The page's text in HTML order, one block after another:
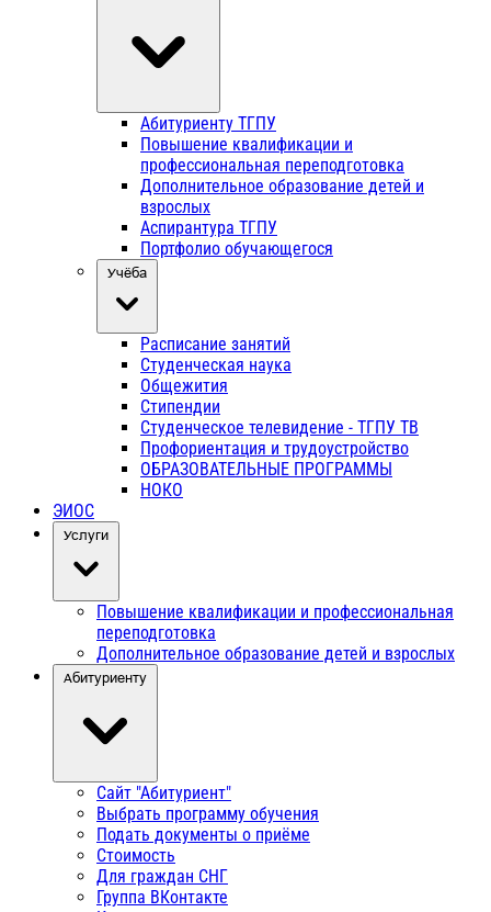
Абитуриенту ТГПУ
Повышение квалификации и
профессиональная переподготовка
Дополнительное образование детей и
взрослых
Аспирантура ТГПУ
Портфолио обучающегося
Учёба
Расписание занятий
Студенческая наука
Общежития
Стипендии
Студенческое телевидение - ТГПУ ТВ
Профориентация и трудоустройство
ОБРАЗОВАТЕЛЬНЫЕ ПРОГРАММЫ
НОКО
ЭИОС
Услуги
Повышение квалификации и профессиональная
переподготовка
Дополнительное образование детей и взрослых
Абитуриенту
Сайт "Абитуриент"
Выбрать программу обучения
Подать документы о приёме
Стоимость
Для граждан СНГ
Группа ВКонтакте